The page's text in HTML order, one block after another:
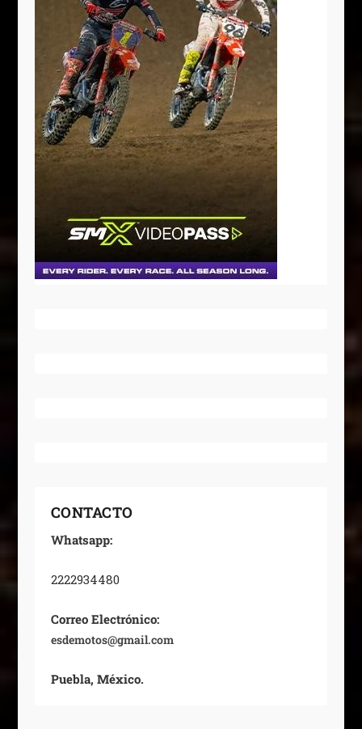
CONTACTO
Whatsapp:
2222934480
Correo Electrónico:
esdemotos@gmail.com
Puebla, México.